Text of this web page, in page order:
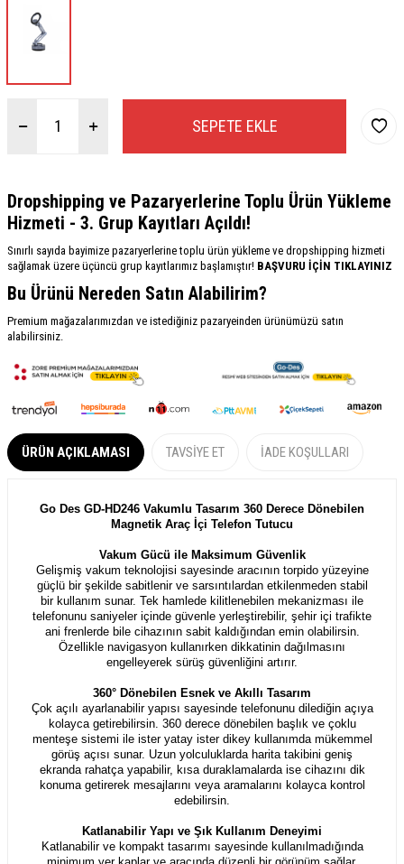
SEPETE EKLE
Dropshipping ve Pazaryerlerine Toplu Ürün Yükleme
Hizmeti - 3. Grup Kayıtları Açıldı!
Sınırlı sayıda bayimize pazaryerlerine toplu ürün yükleme ve dropshipping hizmeti
sağlamak üzere üçüncü grup kayıtlarımız başlamıştır! BAŞVURU İÇİN TIKLAYINIZ
Bu Ürünü Nereden Satın Alabilirim?
Premium mağazalarımızdan ve istediğiniz pazaryeinden ürünümüzü satın
alabilirsiniz.
ÜRÜN AÇIKLAMASI TAVSIYE ET İADE KOŞULLARI
Go Des GD-HD246 Vakumlu Tasarım 360 Derece Dönebilen
Magnetik Araç İçi Telefon Tutucu
Vakum Gücü ile Maksimum Güvenlik
Gelişmiş vakum teknolojisi sayesinde aracının torpido yüzeyine
güçlü bir şekilde sabitlenir ve sarsıntılardan etkilenmeden stabil
bir kullanım sunar. Tek hamlede kilitlenebilen mekanizması ile
telefonunu saniyeler içinde güvenle yerleştirebilir, şehir içi trafikte
ani frenlerde bile cihazının sabit kaldığından emin olabilirsin.
Özellikle navigasyon kullanırken dikkatinin dağılmasını
engelleyerek sürüş güvenliğini artırır.
360° Dönebilen Esnek ve Akıllı Tasarım
Çok açılı ayarlanabilir yapısı sayesinde telefonunu dilediğin açıya
kolayca getirebilirsin. 360 derece dönebilen başlık ve çoklu
menteşe sistemi ile ister yatay ister dikey kullanımda mükemmel
görüş açısı sunar. Uzun yolculuklarda harita takibini geniş
ekranda rahatça yapabilir, kısa duraklamalarda ise cihazını dik
konuma getirerek mesajlarını veya aramalarını kolayca kontrol
edebilirsin.
Katlanabilir Yapı ve Şık Kullanım Deneyimi
Katlanabilir ve kompakt tasarımı sayesinde kullanılmadığında
minimum yer kaplar ve aracında düzenli bir görünüm sağlar.